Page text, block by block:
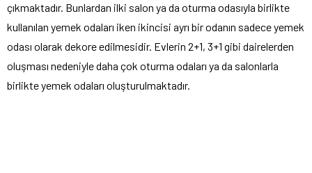
çıkmaktadır. Bunlardan ilki salon ya da oturma odasıyla birlikte
kullanılan yemek odaları iken ikincisi ayrı bir odanın sadece yemek
odası olarak dekore edilmesidir. Evlerin 2+1, 3+1 gibi dairelerden
oluşması nedeniyle daha çok oturma odaları ya da salonlarla
birlikte yemek odaları oluşturulmaktadır.